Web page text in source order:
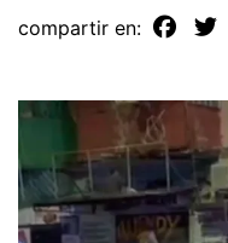
compartir en: